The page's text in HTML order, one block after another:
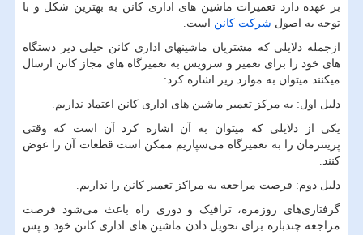
بر عهده دارد تعمیرات ماشین های اداری کانن به بهترین شکل و با
توجه به اصول شرکت کانن است.
ازجمله دلایلی که مشتریان ماشینهای اداری کانن خیلی دیر دستگاه
های خود را برای تعمیر و سرویس به تعمیرگاه های مجاز کانن ارسال
میکنند میتوان به موارد زیر اشاره کرد:
دلیل اول:‌ به مرکز تعمیر ماشین های اداری کانن اعتماد نداریم.
یکی از دلایلی که میتوان به آن اشاره کرد آن است که وقتی
پرینترمان را به تعمیرگاه می‌سپاریم ممکن است قطعات آن را عوض
کنند.
دلیل دوم: فرصت مراجعه به مراکز تعمیر کانن را نداریم.
گرفتاری‌های روزمره، ترافیک و دوری راه باعث می‌شود فرصت
مراجعه چندباره برای تحویل دادن ماشین های اداری کانن خود و پس